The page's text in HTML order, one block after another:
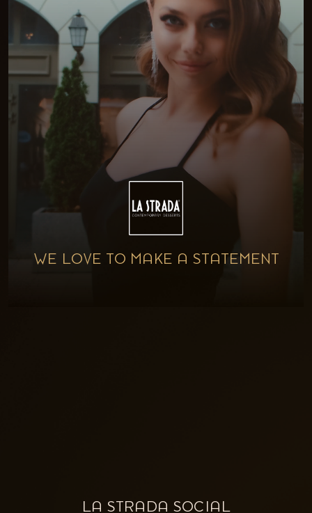
WE LOVE TO MAKE A STATEMENT
LA STRADA SOCIAL